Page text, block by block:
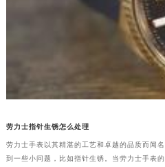
劳力士指针生锈怎么处理
劳力士手表以其精湛的工艺和卓越的品质而闻
到一些小问题，比如指针生锈。当劳力士手表